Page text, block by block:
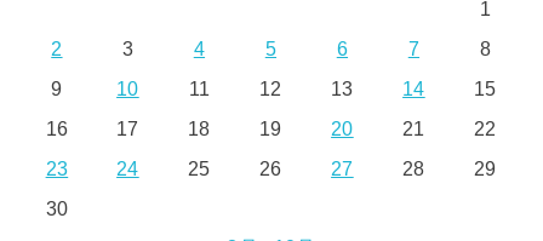
1
2
3 4 5 6 7
8
9
10 11 12 13 14
15
16
17 18 19 20 21
22
23
24 25 26 27 28
29
30